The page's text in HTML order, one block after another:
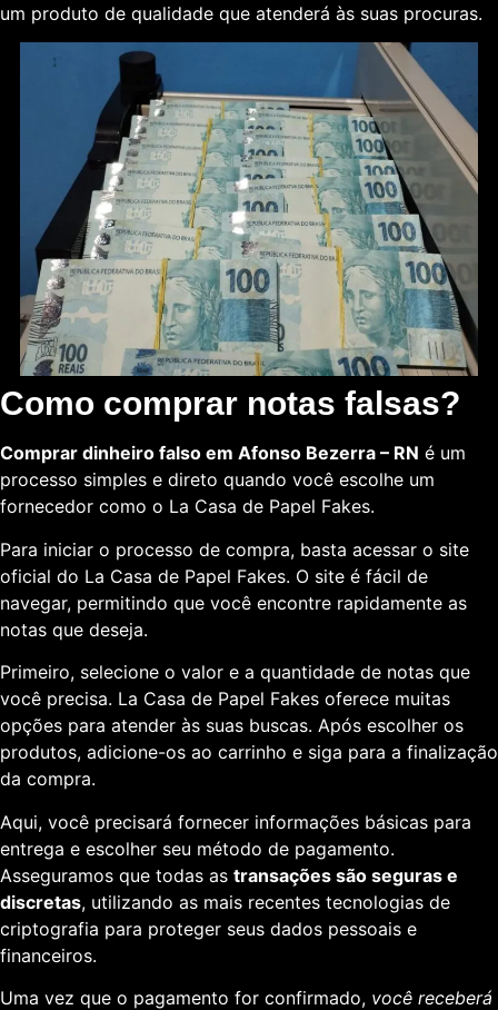
um produto de qualidade que atenderá às suas procuras.
Como comprar notas falsas?
Comprar dinheiro falso em Afonso Bezerra – RN é um
processo simples e direto quando você escolhe um
fornecedor como o La Casa de Papel Fakes.
Para iniciar o processo de compra, basta acessar o site
oficial do La Casa de Papel Fakes. O site é fácil de
navegar, permitindo que você encontre rapidamente as
notas que deseja.
Primeiro, selecione o valor e a quantidade de notas que
você precisa. La Casa de Papel Fakes oferece muitas
opções para atender às suas buscas. Após escolher os
produtos, adicione-os ao carrinho e siga para a finalização
da compra.
Aqui, você precisará fornecer informações básicas para
entrega e escolher seu método de pagamento.
Asseguramos que todas as transações são seguras e
discretas, utilizando as mais recentes tecnologias de
criptografia para proteger seus dados pessoais e
financeiros.
Uma vez que o pagamento for confirmado, você receberá